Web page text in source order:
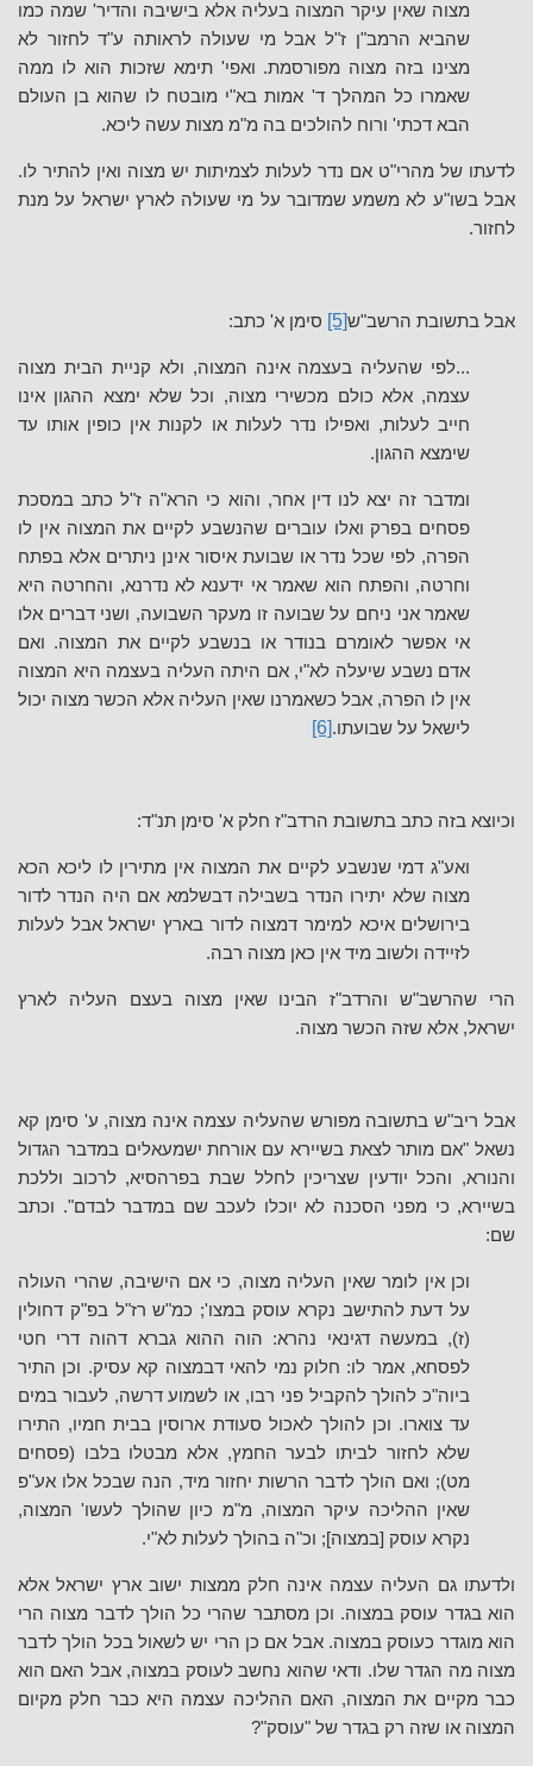
מצוה שאין עיקר המצוה בעליה אלא בישיבה והדיר' שמה כמו
שהביא הרמב"ן ז"ל אבל מי שעולה לראותה ע"ד לחזור לא
מצינו בזה מצוה מפורסמת. ואפי' תימא שזכות הוא לו ממה
שאמרו כל המהלך ד' אמות בא"י מובטח לו שהוא בן העולם
הבא דכתי' ורוח להולכים בה מ"מ מצות עשה ליכא.
לדעתו של מהרי"ט אם נדר לעלות לצמיתות יש מצוה ואין להתיר לו.
אבל בשו"ע לא משמע שמדובר על מי שעולה לארץ ישראל על מנת
לחזור.
אבל בתשובת הרשב"ש[5] סימן א' כתב:
...לפי שהעליה בעצמה אינה המצוה, ולא קניית הבית מצוה
עצמה, אלא כולם מכשירי מצוה, וכל שלא ימצא ההגון אינו
חייב לעלות, ואפילו נדר לעלות או לקנות אין כופין אותו עד
שימצא ההגון.
ומדבר זה יצא לנו דין אחר, והוא כי הרא"ה ז"ל כתב במסכת
פסחים בפרק ואלו עוברים שהנשבע לקיים את המצוה אין לו
הפרה, לפי שכל נדר או שבועת איסור אינן ניתרים אלא בפתח
וחרטה, והפתח הוא שאמר אי ידענא לא נדרנא, והחרטה היא
שאמר אני ניחם על שבועה זו מעקר השבועה, ושני דברים אלו
אי אפשר לאומרם בנודר או בנשבע לקיים את המצוה. ואם
אדם נשבע שיעלה לא"י, אם היתה העליה בעצמה היא המצוה
אין לו הפרה, אבל כשאמרנו שאין העליה אלא הכשר מצוה יכול
לישאל על שבועתו.[6]
וכיוצא בזה כתב בתשובת הרדב"ז חלק א' סימן תנ"ד:
ואע"ג דמי שנשבע לקיים את המצוה אין מתירין לו ליכא הכא
מצוה שלא יתירו הנדר בשבילה דבשלמא אם היה הנדר לדור
בירושלים איכא למימר דמצוה לדור בארץ ישראל אבל לעלות
לזיידה ולשוב מיד אין כאן מצוה רבה.
הרי שהרשב"ש והרדב"ז הבינו שאין מצוה בעצם העליה לארץ
ישראל, אלא שזה הכשר מצוה.
אבל ריב"ש בתשובה מפורש שהעליה עצמה אינה מצוה, ע' סימן קא
נשאל "אם מותר לצאת בשיירא עם אורחת ישמעאלים במדבר הגדול
והנורא, והכל יודעין שצריכין לחלל שבת בפרהסיא, לרכוב וללכת
בשיירא, כי מפני הסכנה לא יוכלו לעכב שם במדבר לבדם". וכתב
שם:
וכן אין לומר שאין העליה מצוה, כי אם הישיבה, שהרי העולה
על דעת להתישב נקרא עוסק במצו'; כמ"ש רז"ל בפ"ק דחולין
(ז), במעשה דגינאי נהרא: הוה ההוא גברא דהוה דרי חטי
לפסחא, אמר לו: חלוק נמי להאי דבמצוה קא עסיק. וכן התיר
ביוה"כ להולך להקביל פני רבו, או לשמוע דרשה, לעבור במים
עד צוארו. וכן להולך לאכול סעודת ארוסין בבית חמיו, התירו
שלא לחזור לביתו לבער החמץ, אלא מבטלו בלבו (פסחים
מט); ואם הולך לדבר הרשות יחזור מיד, הנה שבכל אלו אע"פ
שאין ההליכה עיקר המצוה, מ"מ כיון שהולך לעשו' המצוה,
נקרא עוסק [במצוה]; וכ"ה בהולך לעלות לא"י.
ולדעתו גם העליה עצמה אינה חלק ממצות ישוב ארץ ישראל אלא
הוא בגדר עוסק במצוה. וכן מסתבר שהרי כל הולך לדבר מצוה הרי
הוא מוגדר כעוסק במצוה. אבל אם כן הרי יש לשאול בכל הולך לדבר
מצוה מה הגדר שלו. ודאי שהוא נחשב לעוסק במצוה, אבל האם הוא
כבר מקיים את המצוה, האם ההליכה עצמה היא כבר חלק מקיום
המצוה או שזה רק בגדר של "עוסק"?